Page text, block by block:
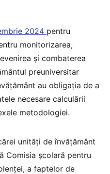
2024 pentru
monitorizarea,
și combaterea
preuniversitar
au obligația de a
necesare calculării
metodologiei.
unități de învățământ
Comisia şcolară pentru
a faptelor de